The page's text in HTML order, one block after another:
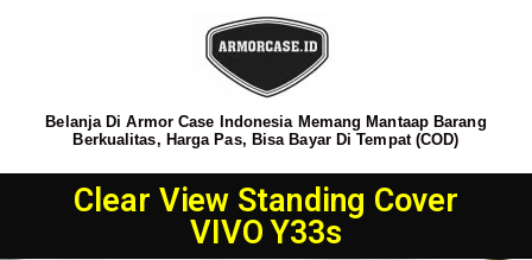
Belanja Di Armor Case Indonesia Memang Mantaap Barang
Berkualitas, Harga Pas, Bisa Bayar Di Tempat (COD)
Clear View Standing Cover
VIVO Y33s